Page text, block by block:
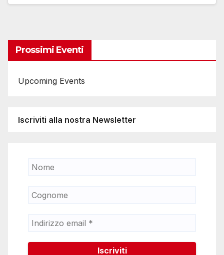
Prossimi Eventi
Upcoming Events
Iscriviti alla nostra Newsletter